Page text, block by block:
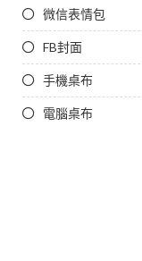
微信表情包
FB封面
手機桌布
電腦桌布